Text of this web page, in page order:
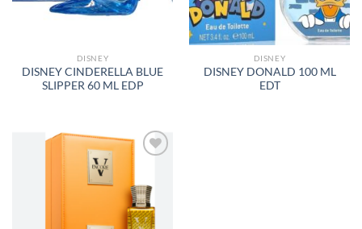
DISNEY
DISNEY CINDERELLA BLUE
SLIPPER 60 ML EDP
DISNEY
DISNEY DONALD 100 ML
EDT
AÑADIR
A LA
LISTA
DE
DESEOS